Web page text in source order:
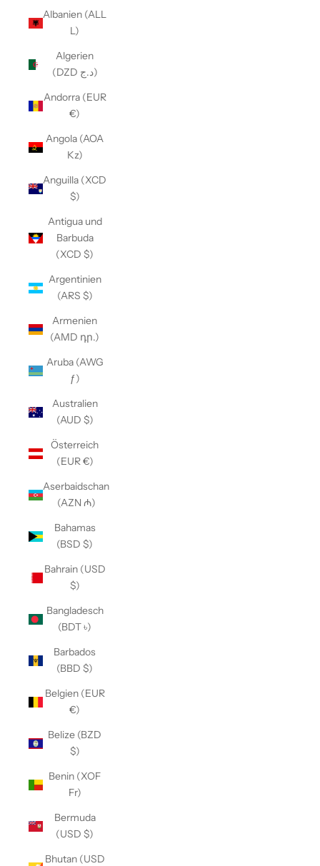
Albanien (ALL
L)
Algerien
(DZD د.ج)
Andorra (EUR
€)
Angola (AOA
Kz)
Anguilla (XCD
$)
Antigua und
Barbuda
(XCD $)
Argentinien
(ARS $)
Armenien
(AMD դր.)
Aruba (AWG
ƒ)
Australien
(AUD $)
Österreich
(EUR €)
Aserbaidschan
(AZN ₼)
Bahamas
(BSD $)
Bahrain (USD
$)
Bangladesch
(BDT ৳)
Barbados
(BBD $)
Belgien (EUR
€)
Belize (BZD
$)
Benin (XOF
Fr)
Bermuda
(USD $)
Bhutan (USD